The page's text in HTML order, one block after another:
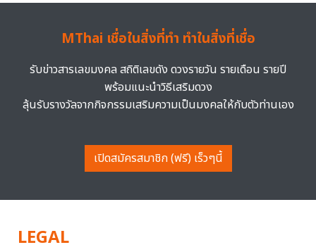
MThai เชื่อในสิ่งที่ทำ ทำในสิ่งที่เชื่อ
รับข่าวสารเลขมงคล สถิติเลขดัง ดวงรายวัน รายเดือน รายปี
พร้อมแนะนำวิธีเสริมดวง
ลุ้นรับรางวัลจากกิจกรรมเสริมความเป็นมงคลให้กับตัวท่านเอง
เปิดสมัครสมาชิก (ฟรี) เร็วๆนี้
LEGAL